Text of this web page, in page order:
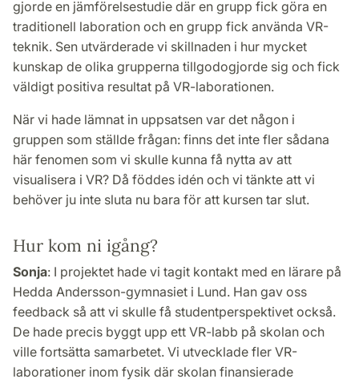
gjorde en jämförelsestudie där en grupp fick göra en
traditionell laboration och en grupp fick använda VR-
teknik. Sen utvärderade vi skillnaden i hur mycket
kunskap de olika grupperna tillgodogjorde sig och fick
väldigt positiva resultat på VR-laborationen.
När vi hade lämnat in uppsatsen var det någon i
gruppen som ställde frågan: finns det inte fler sådana
här fenomen som vi skulle kunna få nytta av att
visualisera i VR? Då föddes idén och vi tänkte att vi
behöver ju inte sluta nu bara för att kursen tar slut.
Hur kom ni igång?
Sonja: I projektet hade vi tagit kontakt med en lärare på
Hedda Andersson-gymnasiet i Lund. Han gav oss
feedback så att vi skulle få studentperspektivet också.
De hade precis byggt upp ett VR-labb på skolan och
ville fortsätta samarbetet. Vi utvecklade fler VR-
laborationer inom fysik där skolan finansierade